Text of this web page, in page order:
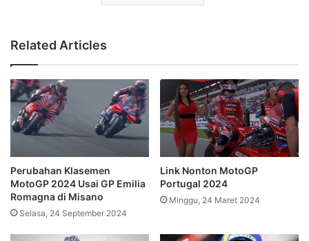
Related Articles
Perubahan Klasemen
MotoGP 2024 Usai GP Emilia
Romagna di Misano
Selasa, 24 September 2024
Link Nonton MotoGP
Portugal 2024
Minggu, 24 Maret 2024